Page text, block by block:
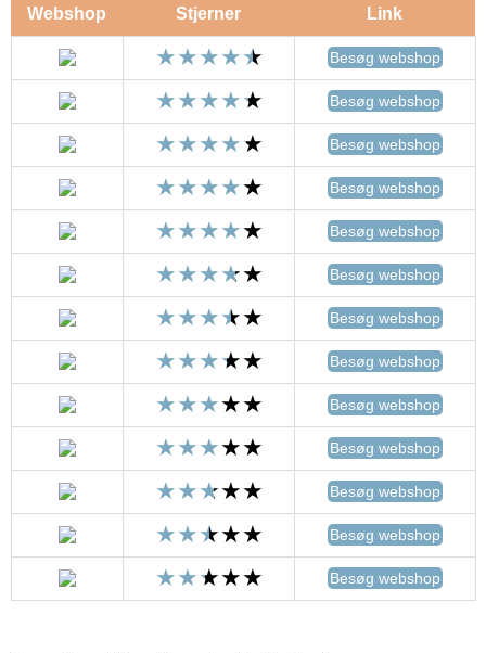
Webshop Stjerner Link
Besøg webshop
Besøg webshop
Besøg webshop
Besøg webshop
Besøg webshop
Besøg webshop
Besøg webshop
Besøg webshop
Besøg webshop
Besøg webshop
Besøg webshop
Besøg webshop
Besøg webshop